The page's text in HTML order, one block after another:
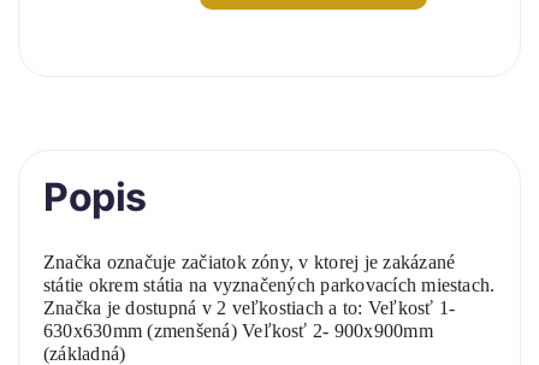
Popis
Značka označuje začiatok zóny, v ktorej je zakázané
státie okrem státia na vyznačených parkovacích miestach.
Značka je dostupná v 2 veľkostiach a to: Veľkosť 1-
630x630mm (zmenšená) Veľkosť 2- 900x900mm
(základná)